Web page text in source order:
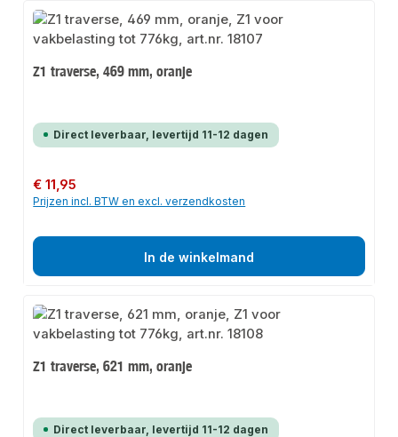
Z1 traverse, 469 mm, oranje
Direct leverbaar, levertijd 11-12 dagen
Normale prijs:
€ 11,95
Prijzen incl. BTW en excl. verzendkosten
In de winkelmand
Z1 traverse, 621 mm, oranje
Direct leverbaar, levertijd 11-12 dagen